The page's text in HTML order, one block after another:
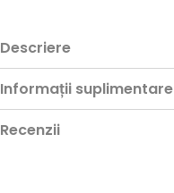
Descriere
Informații suplimentare
Recenzii